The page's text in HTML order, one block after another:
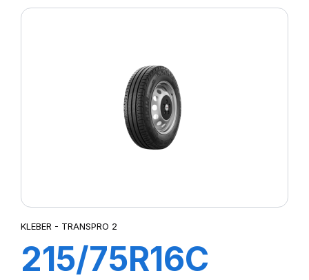
KLEBER - TRANSPRO 2
215/75R16C